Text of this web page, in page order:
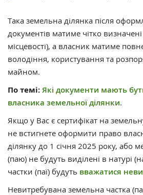
Така земельна ділянка після
документів матиме чітко
місцевості), а власник матиме
володіння, користування та
майном.
По темі:Які документи мають
власника земельної ділянки.
Якщо у Вас є сертифікат на
не встигнете оформити право
ділянку до 1 січня 2025 року, або
(паю) не будуть виділені в натурі
частки (паї) будуть вважатися
Невитребувана земельна частка